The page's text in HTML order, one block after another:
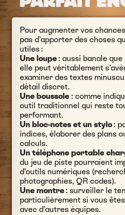
Pour augmenter vos
pas d’apporter des choses
utiles :
Une loupe: aussi banale
elle peut véritablement
examiner des textes
détail discret.
Une boussole : comme
outil traditionnel qui reste
performant.
Un bloc-notes et un stylo:
indices, élaborer des plans
calculs.
Un téléphone portable
du jeu de piste pourraient
d’outils numériques
photographies, QR codes).
Une montre: surveiller le
particulièrement si vous
avec d’autres équipes.